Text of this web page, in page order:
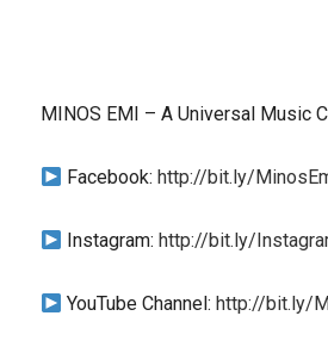
MINOS EMI – A Universal Music
Facebook:http://bit.ly/
Instagram:http://bit.ly/
YouTube Channel:http://bit.ly/